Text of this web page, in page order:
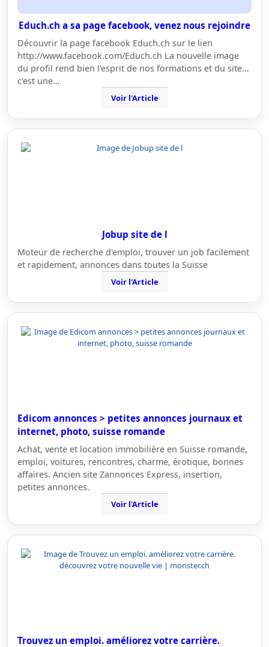
Educh.ch a sa page facebook, venez nous rejoindre
Découvrir la page facebook Educh.ch sur le lien
http://www.facebook.com/Educh.ch La nouvelle image
du profil rend bien l'esprit de nos formations et du site...
c'est une…
Voir l'Article
Jobup site de l
Moteur de recherche d'emploi, trouver un job facilement
et rapidement, annonces dans toutes la Suisse
Voir l'Article
Edicom annonces > petites annonces journaux et
internet, photo, suisse romande
Achat, vente et location immobilière en Suisse romande,
emploi, voitures, rencontres, charme, érotique, bonnes
affaires. Ancien site Zannonces Express, insertion,
petites annonces.
Voir l'Article
Trouvez un emploi. améliorez votre carrière.